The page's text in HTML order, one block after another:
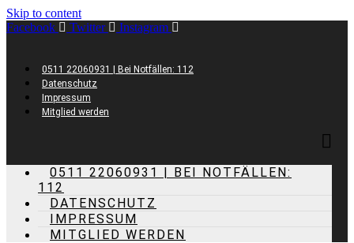
Skip to content
Facebook
Twitter Instagram
0511 22060931 | Bei Notfällen: 112
Datenschutz
Impressum
Mitglied werden
0511 22060931 | BEI NOTFÄLLEN:
112
DATENSCHUTZ
IMPRESSUM
MITGLIED WERDEN